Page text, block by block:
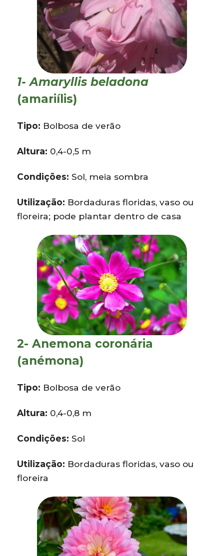
1- Amaryllis beladona
(amariílis)
Tipo: Bolbosa de verão
Altura: 0,4-0,5 m
Condições: Sol, meia sombra
Utilização: Bordaduras floridas, vaso ou
floreira; pode plantar dentro de casa
2- Anemona coronária
(anémona)
Tipo: Bolbosa de verão
Altura: 0,4-0,8 m
Condições: Sol
Utilização: Bordaduras floridas, vaso ou
floreira